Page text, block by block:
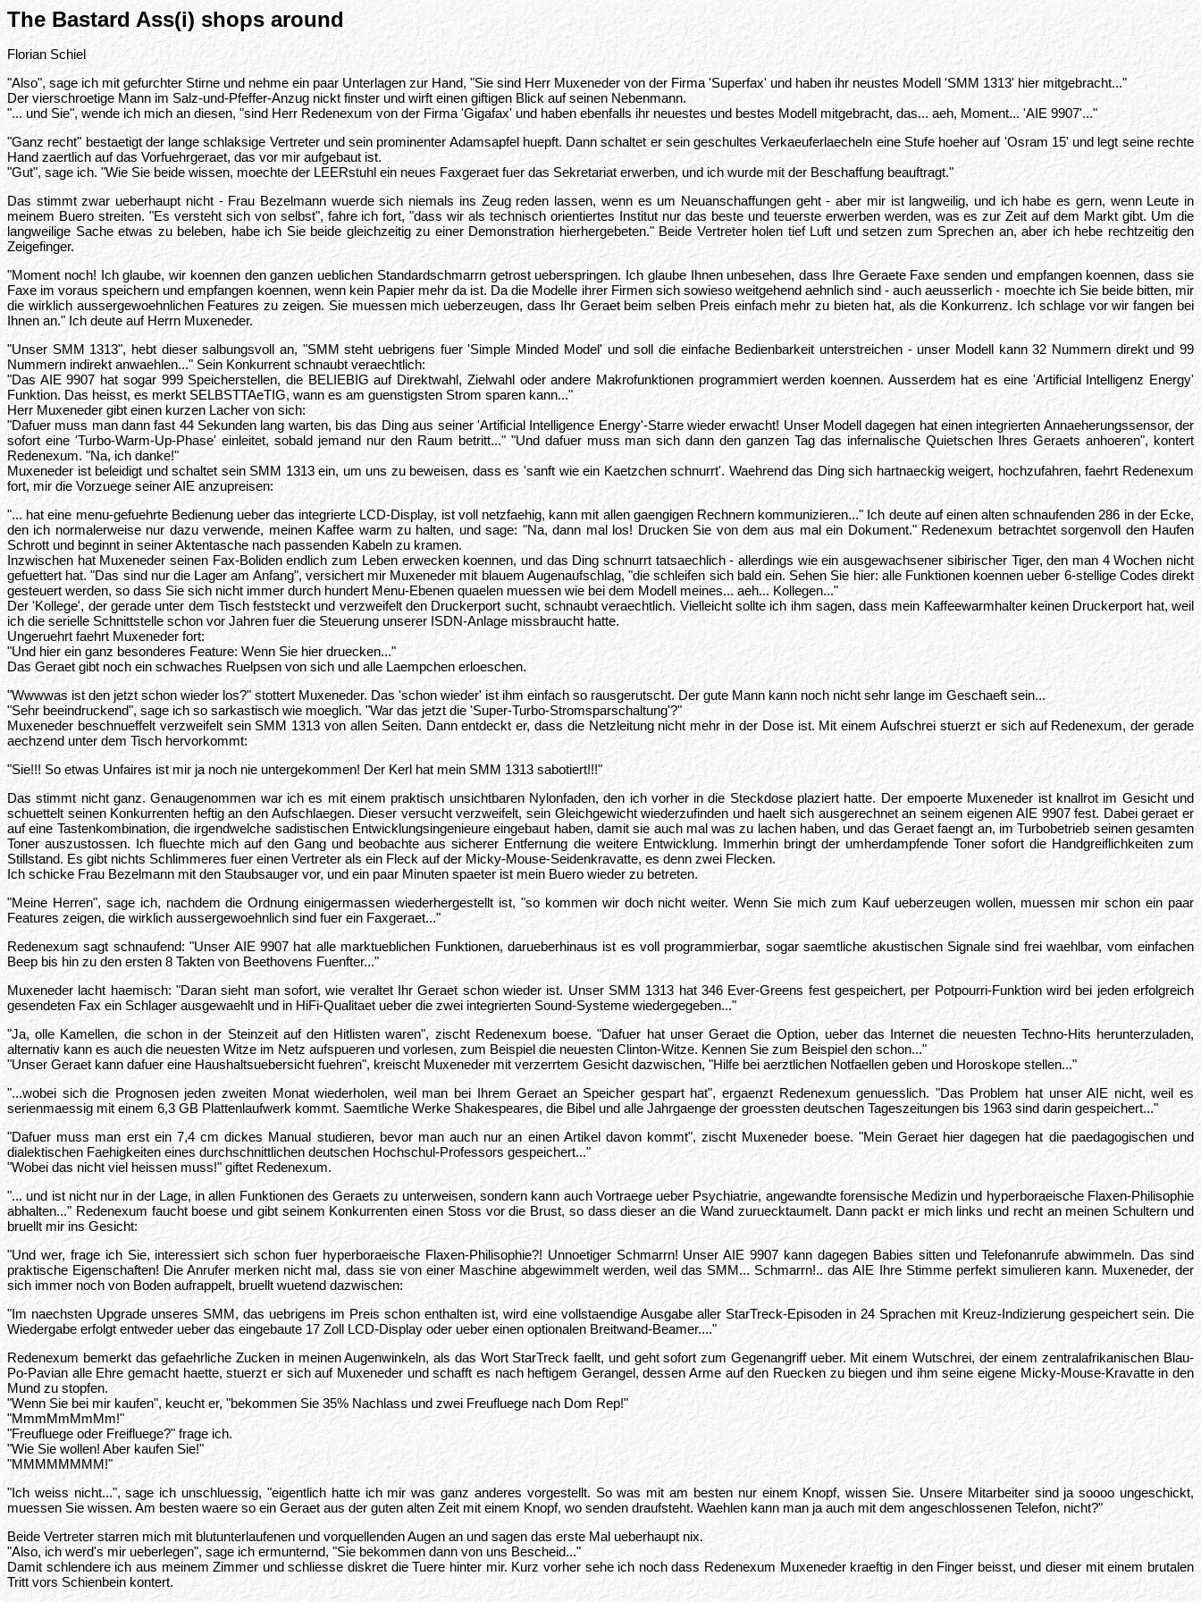
The Bastard Ass(i) shops around
Florian Schiel
"Also", sage ich mit gefurchter Stirne und nehme ein paar Unterlagen zur Hand, "Sie sind Herr Muxeneder von der Firma 'Superfax' und haben ihr neustes Modell 'SMM 1313' hier mitgebracht..."
Der vierschroetige Mann im Salz-und-Pfeffer-Anzug nickt finster und wirft einen giftigen Blick auf seinen Nebenmann.
"... und Sie", wende ich mich an diesen, "sind Herr Redenexum von der Firma 'Gigafax' und haben ebenfalls ihr neuestes und bestes Modell mitgebracht, das... aeh, Moment... 'AIE 9907'..."
"Ganz recht" bestaetigt der lange schlaksige Vertreter und sein prominenter Adamsapfel huepft. Dann schaltet er sein geschultes Verkaeuferlaecheln eine Stufe hoeher auf 'Osram 15' und legt seine rechte
Hand zaertlich auf das Vorfuehrgeraet, das vor mir aufgebaut ist.
"Gut", sage ich. "Wie Sie beide wissen, moechte der LEERstuhl ein neues Faxgeraet fuer das Sekretariat erwerben, und ich wurde mit der Beschaffung beauftragt."
Das stimmt zwar ueberhaupt nicht - Frau Bezelmann wuerde sich niemals ins Zeug reden lassen, wenn es um Neuanschaffungen geht - aber mir ist langweilig, und ich habe es gern, wenn Leute in
meinem Buero streiten. "Es versteht sich von selbst", fahre ich fort, "dass wir als technisch orientiertes Institut nur das beste und teuerste erwerben werden, was es zur Zeit auf dem Markt gibt. Um die
langweilige Sache etwas zu beleben, habe ich Sie beide gleichzeitig zu einer Demonstration hierhergebeten." Beide Vertreter holen tief Luft und setzen zum Sprechen an, aber ich hebe rechtzeitig den
Zeigefinger.
"Moment noch! Ich glaube, wir koennen den ganzen ueblichen Standardschmarrn getrost ueberspringen. Ich glaube Ihnen unbesehen, dass Ihre Geraete Faxe senden und empfangen koennen, dass sie
Faxe im voraus speichern und empfangen koennen, wenn kein Papier mehr da ist. Da die Modelle ihrer Firmen sich sowieso weitgehend aehnlich sind - auch aeusserlich - moechte ich Sie beide bitten, mir
die wirklich aussergewoehnlichen Features zu zeigen. Sie muessen mich ueberzeugen, dass Ihr Geraet beim selben Preis einfach mehr zu bieten hat, als die Konkurrenz. Ich schlage vor wir fangen bei
Ihnen an." Ich deute auf Herrn Muxeneder.
"Unser SMM 1313", hebt dieser salbungsvoll an, "SMM steht uebrigens fuer 'Simple Minded Model' und soll die einfache Bedienbarkeit unterstreichen - unser Modell kann 32 Nummern direkt und 99
Nummern indirekt anwaehlen..." Sein Konkurrent schnaubt veraechtlich:
"Das AIE 9907 hat sogar 999 Speicherstellen, die BELIEBIG auf Direktwahl, Zielwahl oder andere Makrofunktionen programmiert werden koennen. Ausserdem hat es eine 'Artificial Intelligenz Energy'
Funktion. Das heisst, es merkt SELBSTTAeTIG, wann es am guenstigsten Strom sparen kann..."
Herr Muxeneder gibt einen kurzen Lacher von sich:
"Dafuer muss man dann fast 44 Sekunden lang warten, bis das Ding aus seiner 'Artificial Intelligence Energy'-Starre wieder erwacht! Unser Modell dagegen hat einen integrierten Annaeherungssensor, der
sofort eine 'Turbo-Warm-Up-Phase' einleitet, sobald jemand nur den Raum betritt..." "Und dafuer muss man sich dann den ganzen Tag das infernalische Quietschen Ihres Geraets anhoeren", kontert
Redenexum. "Na, ich danke!"
Muxeneder ist beleidigt und schaltet sein SMM 1313 ein, um uns zu beweisen, dass es 'sanft wie ein Kaetzchen schnurrt'. Waehrend das Ding sich hartnaeckig weigert, hochzufahren, faehrt Redenexum
fort, mir die Vorzuege seiner AIE anzupreisen:
"... hat eine menu-gefuehrte Bedienung ueber das integrierte LCD-Display, ist voll netzfaehig, kann mit allen gaengigen Rechnern kommunizieren..." Ich deute auf einen alten schnaufenden 286 in der Ecke,
den ich normalerweise nur dazu verwende, meinen Kaffee warm zu halten, und sage: "Na, dann mal los! Drucken Sie von dem aus mal ein Dokument." Redenexum betrachtet sorgenvoll den Haufen
Schrott und beginnt in seiner Aktentasche nach passenden Kabeln zu kramen.
Inzwischen hat Muxeneder seinen Fax-Boliden endlich zum Leben erwecken koennen, und das Ding schnurrt tatsaechlich - allerdings wie ein ausgewachsener sibirischer Tiger, den man 4 Wochen nicht
gefuettert hat. "Das sind nur die Lager am Anfang", versichert mir Muxeneder mit blauem Augenaufschlag, "die schleifen sich bald ein. Sehen Sie hier: alle Funktionen koennen ueber 6-stellige Codes direkt
gesteuert werden, so dass Sie sich nicht immer durch hundert Menu-Ebenen quaelen muessen wie bei dem Modell meines... aeh... Kollegen..."
Der 'Kollege', der gerade unter dem Tisch feststeckt und verzweifelt den Druckerport sucht, schnaubt veraechtlich. Vielleicht sollte ich ihm sagen, dass mein Kaffeewarmhalter keinen Druckerport hat, weil
ich die serielle Schnittstelle schon vor Jahren fuer die Steuerung unserer ISDN-Anlage missbraucht hatte.
Ungeruehrt faehrt Muxeneder fort:
"Und hier ein ganz besonderes Feature: Wenn Sie hier druecken..."
Das Geraet gibt noch ein schwaches Ruelpsen von sich und alle Laempchen erloeschen.
"Wwwwas ist den jetzt schon wieder los?" stottert Muxeneder. Das 'schon wieder' ist ihm einfach so rausgerutscht. Der gute Mann kann noch nicht sehr lange im Geschaeft sein...
"Sehr beeindruckend", sage ich so sarkastisch wie moeglich. "War das jetzt die 'Super-Turbo-Stromsparschaltung'?"
Muxeneder beschnueffelt verzweifelt sein SMM 1313 von allen Seiten. Dann entdeckt er, dass die Netzleitung nicht mehr in der Dose ist. Mit einem Aufschrei stuerzt er sich auf Redenexum, der gerade
aechzend unter dem Tisch hervorkommt:
"Sie!!! So etwas Unfaires ist mir ja noch nie untergekommen! Der Kerl hat mein SMM 1313 sabotiert!!!"
Das stimmt nicht ganz. Genaugenommen war ich es mit einem praktisch unsichtbaren Nylonfaden, den ich vorher in die Steckdose plaziert hatte. Der empoerte Muxeneder ist knallrot im Gesicht und
schuettelt seinen Konkurrenten heftig an den Aufschlaegen. Dieser versucht verzweifelt, sein Gleichgewicht wiederzufinden und haelt sich ausgerechnet an seinem eigenen AIE 9907 fest. Dabei geraet er
auf eine Tastenkombination, die irgendwelche sadistischen Entwicklungsingenieure eingebaut haben, damit sie auch mal was zu lachen haben, und das Geraet faengt an, im Turbobetrieb seinen gesamten
Toner auszustossen. Ich fluechte mich auf den Gang und beobachte aus sicherer Entfernung die weitere Entwicklung. Immerhin bringt der umherdampfende Toner sofort die Handgreiflichkeiten zum
Stillstand. Es gibt nichts Schlimmeres fuer einen Vertreter als ein Fleck auf der Micky-Mouse-Seidenkravatte, es denn zwei Flecken.
Ich schicke Frau Bezelmann mit den Staubsauger vor, und ein paar Minuten spaeter ist mein Buero wieder zu betreten.
"Meine Herren", sage ich, nachdem die Ordnung einigermassen wiederhergestellt ist, "so kommen wir doch nicht weiter. Wenn Sie mich zum Kauf ueberzeugen wollen, muessen mir schon ein paar
Features zeigen, die wirklich aussergewoehnlich sind fuer ein Faxgeraet..."
Redenexum sagt schnaufend: "Unser AIE 9907 hat alle marktueblichen Funktionen, darueberhinaus ist es voll programmierbar, sogar saemtliche akustischen Signale sind frei waehlbar, vom einfachen
Beep bis hin zu den ersten 8 Takten von Beethovens Fuenfter..."
Muxeneder lacht haemisch: "Daran sieht man sofort, wie veraltet Ihr Geraet schon wieder ist. Unser SMM 1313 hat 346 Ever-Greens fest gespeichert, per Potpourri-Funktion wird bei jeden erfolgreich
gesendeten Fax ein Schlager ausgewaehlt und in HiFi-Qualitaet ueber die zwei integrierten Sound-Systeme wiedergegeben..."
"Ja, olle Kamellen, die schon in der Steinzeit auf den Hitlisten waren", zischt Redenexum boese. "Dafuer hat unser Geraet die Option, ueber das Internet die neuesten Techno-Hits herunterzuladen,
alternativ kann es auch die neuesten Witze im Netz aufspueren und vorlesen, zum Beispiel die neuesten Clinton-Witze. Kennen Sie zum Beispiel den schon..."
"Unser Geraet kann dafuer eine Haushaltsuebersicht fuehren", kreischt Muxeneder mit verzerrtem Gesicht dazwischen, "Hilfe bei aerztlichen Notfaellen geben und Horoskope stellen..."
"...wobei sich die Prognosen jeden zweiten Monat wiederholen, weil man bei Ihrem Geraet an Speicher gespart hat", ergaenzt Redenexum genuesslich. "Das Problem hat unser AIE nicht, weil es
serienmaessig mit einem 6,3 GB Plattenlaufwerk kommt. Saemtliche Werke Shakespeares, die Bibel und alle Jahrgaenge der groessten deutschen Tageszeitungen bis 1963 sind darin gespeichert..."
"Dafuer muss man erst ein 7,4 cm dickes Manual studieren, bevor man auch nur an einen Artikel davon kommt", zischt Muxeneder boese. "Mein Geraet hier dagegen hat die paedagogischen und
dialektischen Faehigkeiten eines durchschnittlichen deutschen Hochschul-Professors gespeichert..."
"Wobei das nicht viel heissen muss!" giftet Redenexum.
"... und ist nicht nur in der Lage, in allen Funktionen des Geraets zu unterweisen, sondern kann auch Vortraege ueber Psychiatrie, angewandte forensische Medizin und hyperboraeische Flaxen-Philisophie
abhalten..." Redenexum faucht boese und gibt seinem Konkurrenten einen Stoss vor die Brust, so dass dieser an die Wand zuruecktaumelt. Dann packt er mich links und recht an meinen Schultern und
bruellt mir ins Gesicht:
"Und wer, frage ich Sie, interessiert sich schon fuer hyperboraeische Flaxen-Philisophie?! Unnoetiger Schmarrn! Unser AIE 9907 kann dagegen Babies sitten und Telefonanrufe abwimmeln. Das sind
praktische Eigenschaften! Die Anrufer merken nicht mal, dass sie von einer Maschine abgewimmelt werden, weil das SMM... Schmarrn!.. das AIE Ihre Stimme perfekt simulieren kann. Muxeneder, der
sich immer noch von Boden aufrappelt, bruellt wuetend dazwischen:
"Im naechsten Upgrade unseres SMM, das uebrigens im Preis schon enthalten ist, wird eine vollstaendige Ausgabe aller StarTreck-Episoden in 24 Sprachen mit Kreuz-Indizierung gespeichert sein. Die
Wiedergabe erfolgt entweder ueber das eingebaute 17 Zoll LCD-Display oder ueber einen optionalen Breitwand-Beamer...."
Redenexum bemerkt das gefaehrliche Zucken in meinen Augenwinkeln, als das Wort StarTreck faellt, und geht sofort zum Gegenangriff ueber. Mit einem Wutschrei, der einem zentralafrikanischen Blau-
Po-Pavian alle Ehre gemacht haette, stuerzt er sich auf Muxeneder und schafft es nach heftigem Gerangel, dessen Arme auf den Ruecken zu biegen und ihm seine eigene Micky-Mouse-Kravatte in den
Mund zu stopfen.
"Wenn Sie bei mir kaufen", keucht er, "bekommen Sie 35% Nachlass und zwei Freufluege nach Dom Rep!"
"MmmMmMmMm!"
"Freufluege oder Freifluege?" frage ich.
"Wie Sie wollen! Aber kaufen Sie!"
"MMMMMMMM!"
"Ich weiss nicht...", sage ich unschluessig, "eigentlich hatte ich mir was ganz anderes vorgestellt. So was mit am besten nur einem Knopf, wissen Sie. Unsere Mitarbeiter sind ja soooo ungeschickt,
muessen Sie wissen. Am besten waere so ein Geraet aus der guten alten Zeit mit einem Knopf, wo senden draufsteht. Waehlen kann man ja auch mit dem angeschlossenen Telefon, nicht?"
Beide Vertreter starren mich mit blutunterlaufenen und vorquellenden Augen an und sagen das erste Mal ueberhaupt nix.
"Also, ich werd's mir ueberlegen", sage ich ermunternd, "Sie bekommen dann von uns Bescheid..."
Damit schlendere ich aus meinem Zimmer und schliesse diskret die Tuere hinter mir. Kurz vorher sehe ich noch dass Redenexum Muxeneder kraeftig in den Finger beisst, und dieser mit einem brutalen
Tritt vors Schienbein kontert.